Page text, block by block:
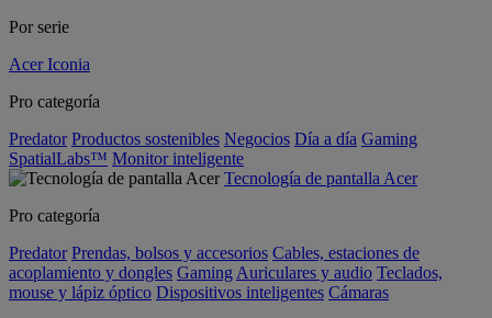
Por serie
Acer Iconia
Pro categoría
Predator Productos sostenibles Negocios Día a día Gaming
SpatialLabs™ Monitor inteligente
Tecnología de pantalla Acer
Pro categoría
Predator Prendas, bolsos y accesorios Cables, estaciones de
acoplamiento y dongles Gaming Auriculares y audio Teclados,
mouse y lápiz óptico Dispositivos inteligentes Cámaras